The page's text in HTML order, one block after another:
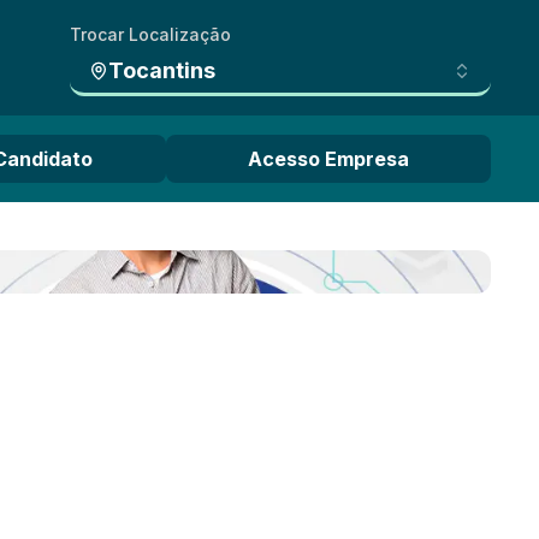
Trocar Localização
Tocantins
Acesso Empresa